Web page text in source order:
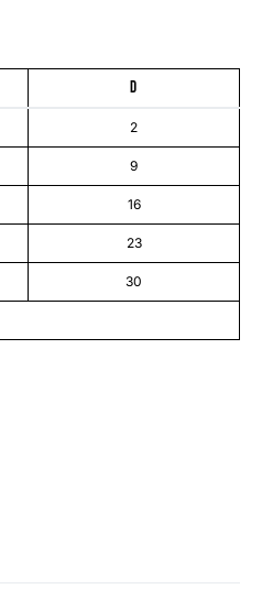
D
2
9
16
23
30